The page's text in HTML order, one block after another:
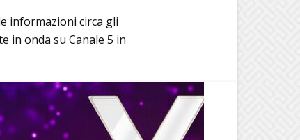
informazioni circa gli
in onda su Canale 5 in